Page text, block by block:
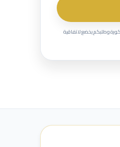
وطلبكم يخضع لاتفاقية